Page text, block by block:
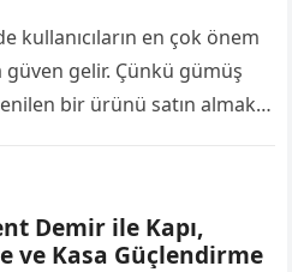
kullanıcıların en çok önem
güven gelir. Çünkü gümüş
bir ürünü satın almak
Demir ile Kapı,
ve Kasa Güçlendirme